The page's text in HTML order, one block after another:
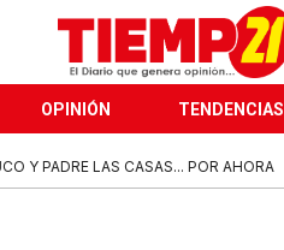
OPINIÓN TENDENCIAS
Y PADRE LAS CASAS... POR AHORA